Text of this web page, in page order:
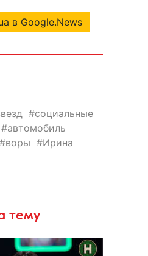
в Google.News
социальные
автомобиль
воры
Ирина
тему